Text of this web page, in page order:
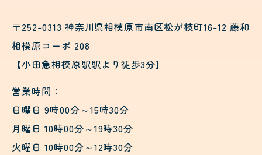
〒252-0313 神奈川県相模原市南区松が枝町16-12 藤和
相模原コーポ 208
【小田急相模原駅駅より徒歩3分】
営業時間：
日曜日 9時00分～15時30分
月曜日 10時00分～19時30分
火曜日 10時00分～12時30分